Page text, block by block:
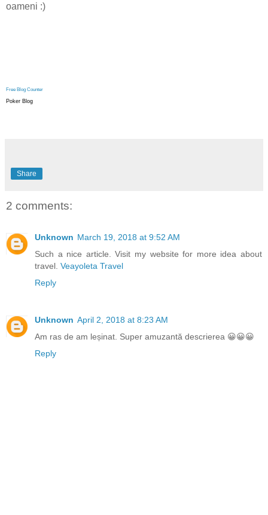
oameni :)
Free Blog Counter
Poker Blog
Share
2 comments:
Unknown March 19, 2018 at 9:52 AM
Such a nice article. Visit my website for more idea about
travel. Veayoleta Travel
Reply
Unknown April 2, 2018 at 8:23 AM
Am ras de am leșinat. Super amuzantă descrierea 😀😀😀
Reply